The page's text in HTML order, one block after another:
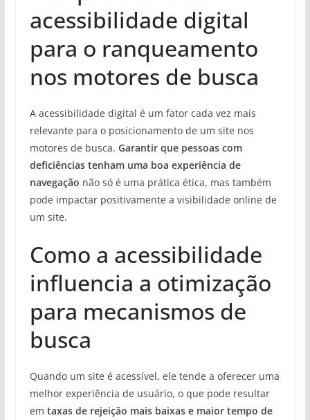
acessibilidade digital
para o ranqueamento
nos motores de busca
A acessibilidade digital é um fator cada vez mais
relevante para o posicionamento de um site nos
motores de busca. Garantir que pessoas com
deficiências tenham uma boa experiência de
navegação não só é uma prática ética, mas também
pode impactar positivamente a visibilidade online de
um site.
Como a acessibilidade
influencia a otimização
para mecanismos de
busca
Quando um site é acessível, ele tende a oferecer uma
melhor experiência de usuário, o que pode resultar
em taxas de rejeição mais baixas e maior tempo de